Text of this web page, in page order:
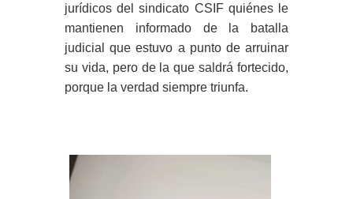
jurídicos del sindicato CSIF quiénes le
mantienen informado de la batalla
judicial que estuvo a punto de arruinar
su vida, pero de la que saldrá fortecido,
porque la verdad siempre triunfa.